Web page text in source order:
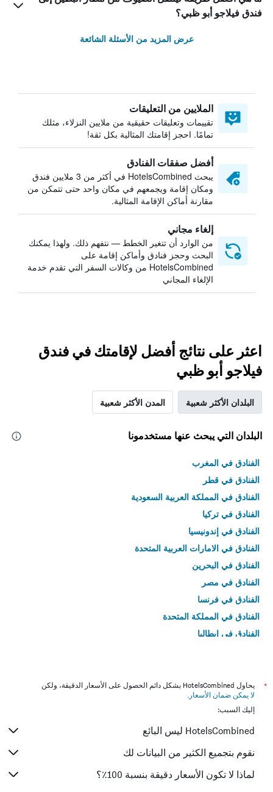
فندق فيلاجو أبو ظبي؟
عرض المزيد من الأسئلة الشائعة
الملايين من التعليقات
تقييمات وتعليقات حقيقية من ملايين النزلاء، مثلك
تمامًا. احجز إقامتك المثالية بكل ثقة!
أفضل صفقات الفنادق
يبحث HotelsCombined في أكثر من 3 ملايين فندق
ومكان إقامة ويجمعهم في مكان واحد حتى تتمكن من
مقارنة أماكن الإقامة المثالية.
إلغاء مجاني
من الوارد أن تتغير الخطط — نتفهم ذلك. ولهذا يمكنك
البحث وحجز فنادق وأماكن إقامة على
HotelsCombined من وكالات السفر التي تقدم خدمة
الإلغاء المجاني
اعثر على نتائج أفضل لإقامتك في فندق
فيلاجو أبو ظبي
البلدان الأكثر شعبية المدن الأكثر شعبية
البلدان التي يبحث عنها مستخدمونا
الفنادق في المغرب
الفنادق في قطر
الفنادق في المملكة العربية السعودية
الفنادق في تركيا
الفنادق في إندونيسيا
الفنادق في الامارات العربية المتحدة
الفنادق في البحرين
الفنادق في مصر
الفنادق في فرنسا
الفنادق في المملكة المتحدة
الفنادق في إيطاليا
*
يحاول HotelsCombined بشكل دائم الحصول على الأسعار الدقيقة، ولكن
لا يمكن ضمان الأسعار .
إليك السبب:
HotelsCombined ليس البائع
نقوم بتجميع الكثير من البيانات لك
لماذا لا تكون الأسعار دقيقة بنسبة 100٪؟